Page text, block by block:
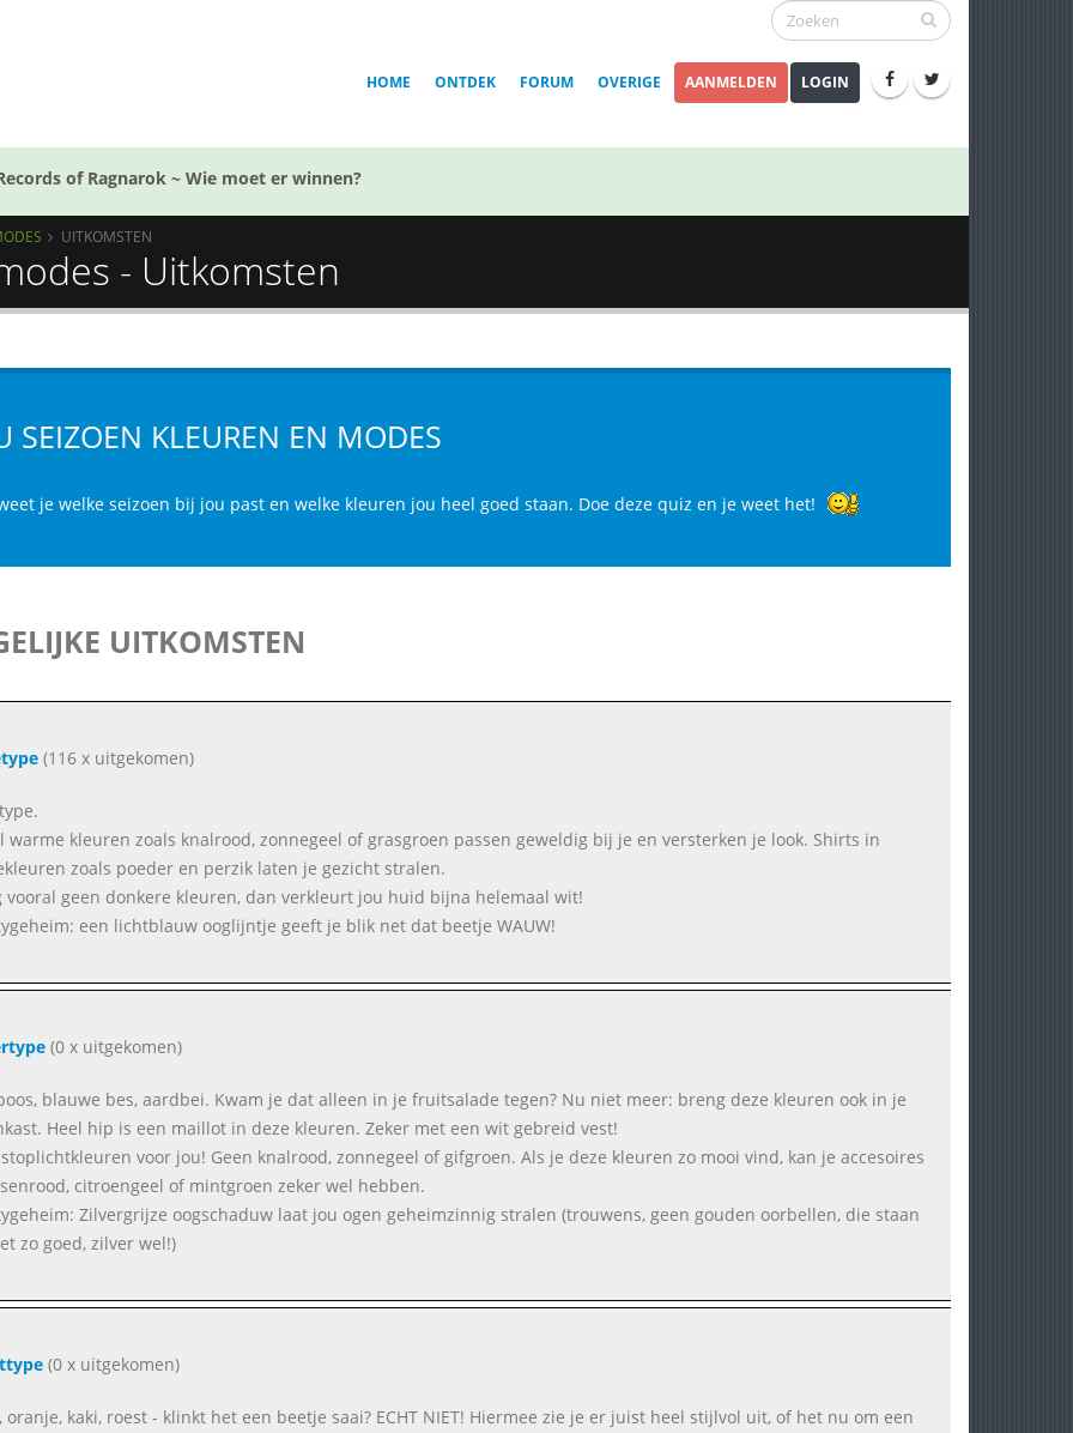
HOME ONTDEK FORUM OVERIGE AANMELDEN LOGIN
of Ragnarok ~ Wie moet er winnen?
UITKOMSTEN
- Uitkomsten
SEIZOEN KLEUREN EN MODES
je welke seizoen bij jou past en welke kleuren jou heel goed staan. Doe deze quiz en je weet het!
UITKOMSTEN
(116 x uitgekomen)
warme kleuren zoals knalrood, zonnegeel of grasgroen passen geweldig bij je en versterken je look. Shirts in
zoals poeder en perzik laten je gezicht stralen.
vooral geen donkere kleuren, dan verkleurt jou huid bijna helemaal wit!
een lichtblauw ooglijntje geeft je blik net dat beetje WAUW!
(0 x uitgekomen)
blauwe bes, aardbei. Kwam je dat alleen in je fruitsalade tegen? Nu niet meer: breng deze kleuren ook in je
Heel hip is een maillot in deze kleuren. Zeker met een wit gebreid vest!
voor jou! Geen knalrood, zonnegeel of gifgroen. Als je deze kleuren zo mooi vind, kan je accesoires
citroengeel of mintgroen zeker wel hebben.
Zilvergrijze oogschaduw laat jou ogen geheimzinnig stralen (trouwens, geen gouden oorbellen, die staan
zo goed, zilver wel!)
(0 x uitgekomen)
oranje, kaki, roest - klinkt het een beetje saai? ECHT NIET! Hiermee zie je er juist heel stijlvol uit, of het nu om een